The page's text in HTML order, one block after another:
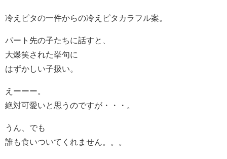
冷えピタの一件からの冷えピタカラフル案。
パート先の子たちに話すと、
大爆笑された挙句に
はずかしい子扱い。
えーーー。
絶対可愛いと思うのですが・・・。
うん、でも
誰も食いついてくれません。。。